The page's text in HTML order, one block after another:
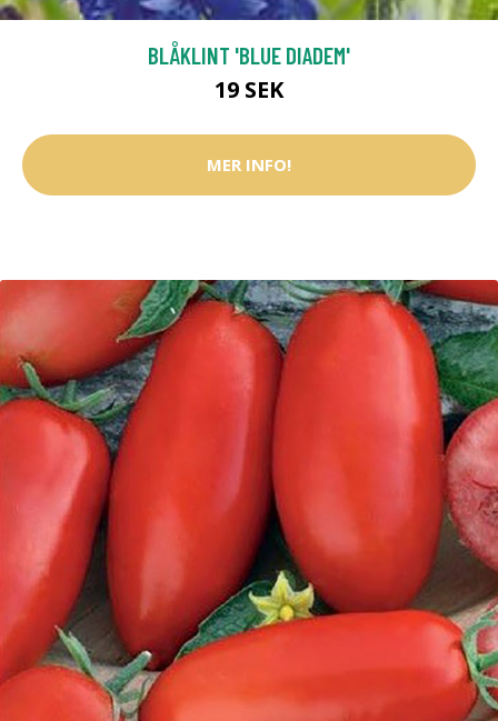
BLÅKLINT 'BLUE DIADEM'
19 SEK
MER INFO!